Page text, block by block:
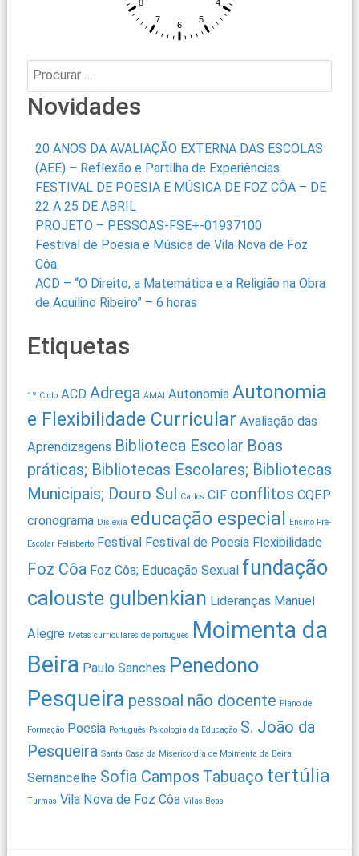
Procurar:
Novidades
20 ANOS DA AVALIAÇÃO EXTERNA DAS ESCOLAS
(AEE) – Reflexão e Partilha de Experiências
FESTIVAL DE POESIA E MÚSICA DE FOZ CÔA – DE
22 A 25 DE ABRIL
PROJETO – PESSOAS-FSE+-01937100
Festival de Poesia e Música de Vila Nova de Foz
Côa
ACD – “O Direito, a Matemática e a Religião na Obra
de Aquilino Ribeiro” – 6 horas
Etiquetas
1º Ciclo ACD Adrega AMAI Autonomia Autonomia
e Flexibilidade Curricular Avaliação das
Aprendizagens Biblioteca Escolar Boas
práticas; Bibliotecas Escolares; Bibliotecas
Municipais; Douro Sul
Carlos CIF conflitos CQEP
cronograma Dislexia educação especial Ensino Pré-
Escolar Felisberto Festival Festival de Poesia Flexibilidade
Foz Côa Foz Côa; Educação Sexual fundação
calouste gulbenkian Lideranças Manuel
Alegre Metas curriculares de português Moimenta da
Beira Paulo Sanches Penedono
Pesqueira pessoal não docente Plano de
Formação Poesia Português Psicologia da Educação S. João da
Pesqueira Santa Casa da Misericordia de Moimenta da Beira
Sernancelhe Sofia Campos Tabuaço tertúlia
Turmas Vila Nova de Foz Côa Vilas Boas